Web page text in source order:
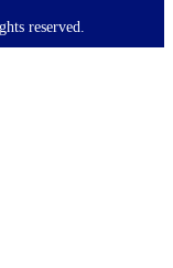
reserved.